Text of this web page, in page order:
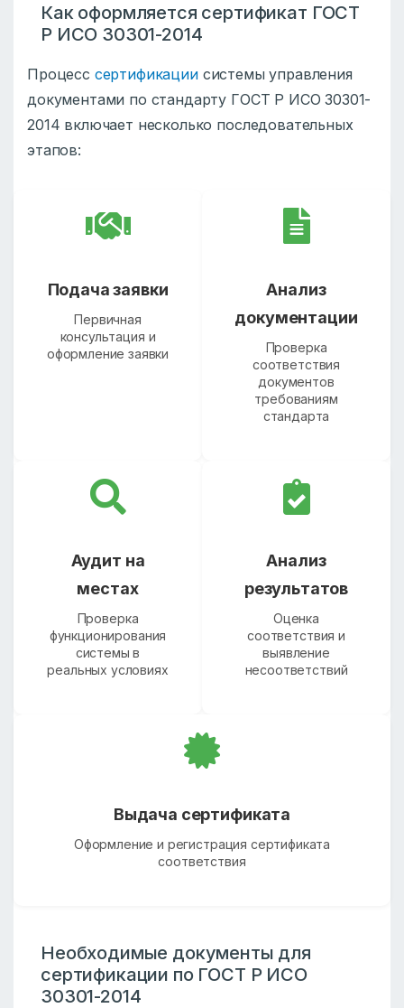
Как оформляется сертификат ГОСТ
Р ИСО 30301-2014
Процесс сертификациисистемы управления
документами по стандарту ГОСТ Р ИСО 30301-
2014 включает несколько последовательных
этапов:
Подача заявки
Первичная
консультация и
оформление заявки
Анализ
документации
Проверка
соответствия
документов
требованиям
стандарта
Аудит на
местах
Проверка
функционирования
системы в
реальных условиях
Анализ
результатов
Оценка
соответствия и
выявление
несоответствий
Выдача сертификата
Оформление и регистрация сертификата
соответствия
Необходимые документы для
сертификации по ГОСТ Р ИСО
30301-2014